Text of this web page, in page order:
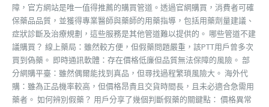
障，官方網站是唯一值得推薦的購買管道。透過官網購買，消費者可確
保藥品品質，並獲得專業醫師與藥師的用藥指導，包括用藥劑量建議、
症狀診斷及治療規劃，這些服務是其他管道難以提供的。 哪些管道不建
議購買？ 線上藥局：雖然較方便，但假藥問題嚴重，該PTT用戶曾多次
買到偽藥。 即時通訊軟體：存在價格低廉但品質無法保障的風險。 部
分網購平臺：雖然偶爾能找到真品，但尋找過程繁瑣風險大。 海外代
購：雖為正品機率較高，但價格昂貴且交貨時間長，且未必適合急需用
藥者。 如何辨別假藥？ 用戶分享了幾個判斷假藥的關鍵點： 價格異常